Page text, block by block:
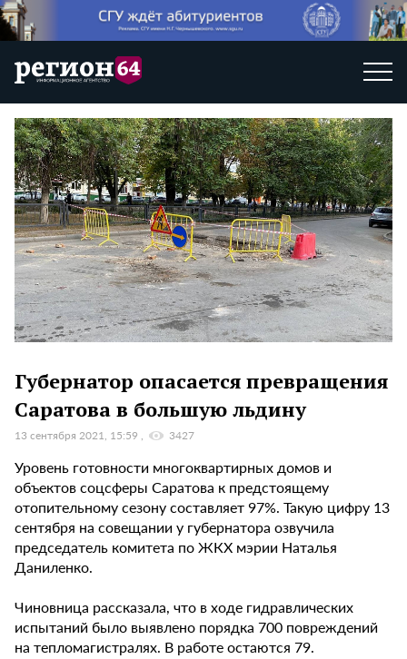
Губернатор опасается превращения
Саратова в большую льдину
13 сентября 2021, 15:59 3427
Уровень готовности многоквартирных домов и
объектов соцсферы Саратова к предстоящему
отопительному сезону составляет 97%. Такую цифру 13
сентября на совещании у губернатора озвучила
председатель комитета по ЖКХ мэрии Наталья
Даниленко.
Чиновница рассказала, что в ходе гидравлических
испытаний было выявлено порядка 700 повреждений
на тепломагистралях. В работе остаются 79.